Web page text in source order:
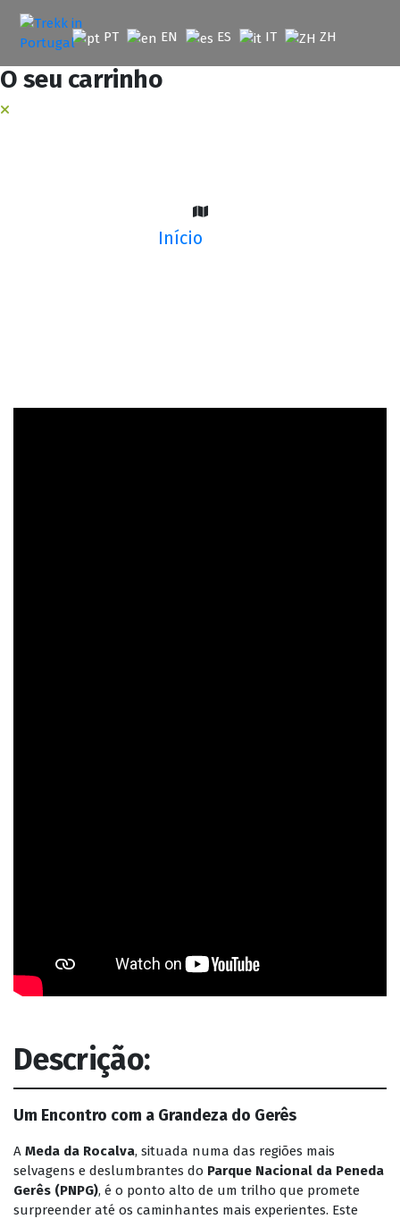
para
conteúdo
PT EN ES IT ZH
O seu carrinho
Início
Descrição:
Um Encontro com a Grandeza do Gerês
A Meda da Rocalva, situada numa das regiões mais
selvagens e deslumbrantes do Parque Nacional da Peneda
Gerês (PNPG), é o ponto alto de um trilho que promete
surpreender até os caminhantes mais experientes. Este